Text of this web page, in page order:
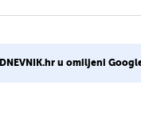
u omiljeni